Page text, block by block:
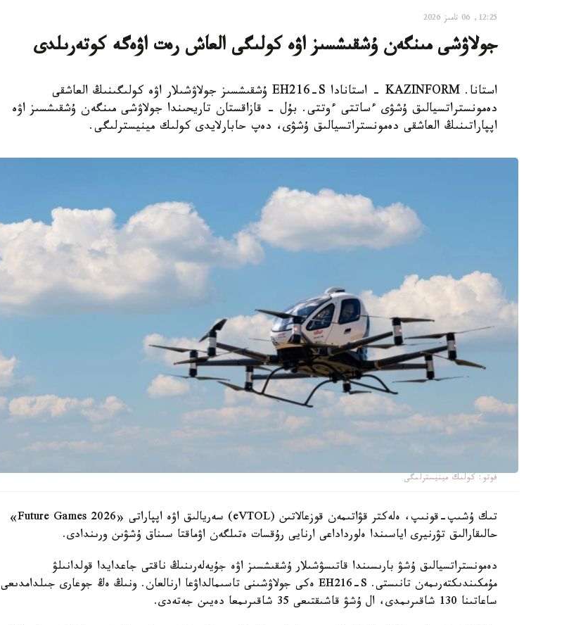
12:25, 06 تامىز 2026
جولاۋشى مىنگەن ۇشقىشسىز اۋە كولىگى العاش رەت اۋەگە كوتەرىلدى
استانا. KAZINFORM - استانادا EH216-S ۇشقىشسىز جولاۋشىلار اۋە كولىگىنىڭ العاشقى
دەمونستراتسيالىق ۇشۋى ءساتتى ءوتتى. بۇل - قازاقستان تاريحىندا جولاۋشى مىنگەن ۇشقىشسىز اۋە
اپپاراتىنىڭ العاشقى دەمونستراتسيالىق ۇشۋى، دەپ حابارلايدى كولىك مينيسترلىگى.
فوتو: كولىك مينيسترلىگى
تىك ۇشىپ-قونىپ، ەلەكتر قۋاتىمەن قوزعالاتىن (eVTOL) سەريالىق اۋە اپپاراتى «Future Games 2026»
حالىقارالىق تۋرنيرى اياسىندا ەلورداداعى ارنايى رۇقسات ەتىلگەن اۋماقتا سىناق ۇشۋىن ورىندادى.
دەمونستراتسيالىق ۇشۋ بارىسىندا قاتىسۋشىلار ۇشقىشسىز اۋە جۇيەلەرىنىڭ ناقتى جاعدايدا قولدانىلۋ
مۇمكىندىكتەرىمەن تانىستى. EH216-S ەكى جولاۋشىنى تاسىمالداۋعا ارنالعان. ونىڭ ەڭ جوعارى جىلدامدىعى
ساعاتىنا 130 شاقىرىمدى، ال ۇشۋ قاشىقتىعى 35 شاقىرىمعا دەيىن جەتەدى.